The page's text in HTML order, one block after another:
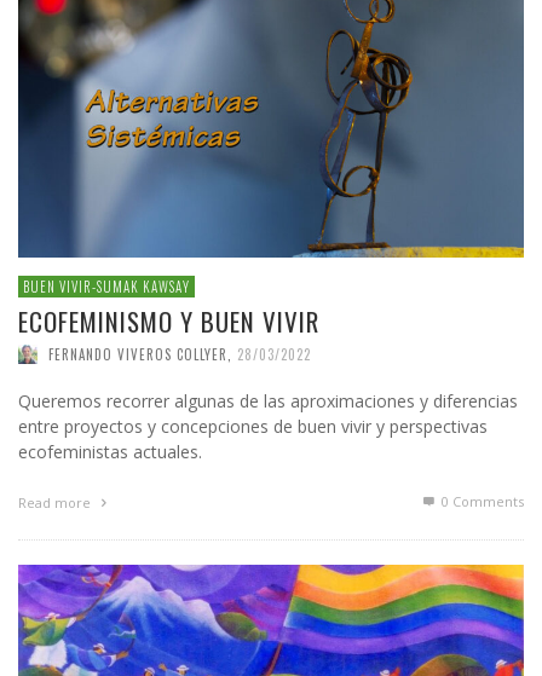
BUEN VIVIR-SUMAK KAWSAY
ECOFEMINISMO Y BUEN VIVIR
FERNANDO VIVEROS COLLYER 28/03/2022
Queremos recorrer algunas de las aproximaciones y diferencias
entre proyectos y concepciones de buen vivir y perspectivas
ecofeministas actuales.
Read more 0 Comments